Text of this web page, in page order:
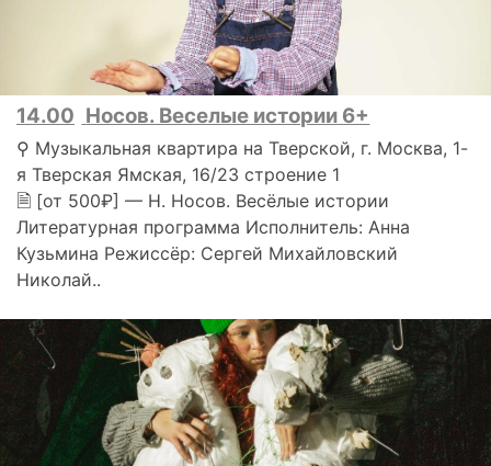
14.00 Носов. Веселые истории 6+
⚲ Музыкальная квартира на Тверской, г. Москва, 1-
я Тверская Ямская, 16/23 строение 1
🗎 [от 500₽] — Н. Носов. Весёлые истории
Литературная программа Исполнитель: Анна
Кузьмина Режиссёр: Сергей Михайловский
Николай..